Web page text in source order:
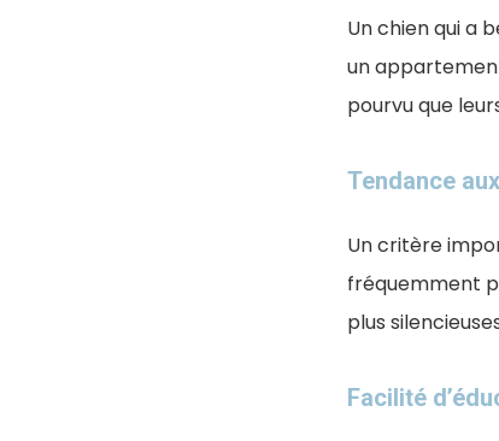
Un chien qui a
un
pourvu que
Tendance
Un critère
fréquemment
plus
Facilité